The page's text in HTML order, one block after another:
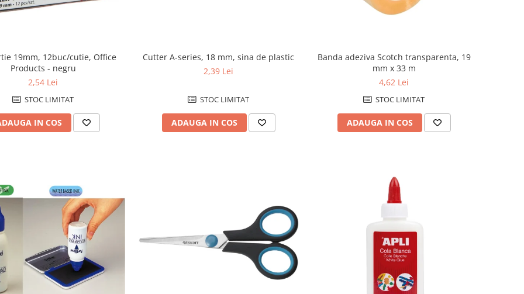
19mm, 12buc/cutie, Office
Products - negru
2,54 Lei
STOC LIMITAT
IN COS
Cutter A-series, 18 mm, sina de plastic
2,39 Lei
STOC LIMITAT
ADAUGA IN COS
Banda adeziva Scotch transparenta, 19
mm x 33 m
4,62 Lei
STOC LIMITAT
ADAUGA IN COS